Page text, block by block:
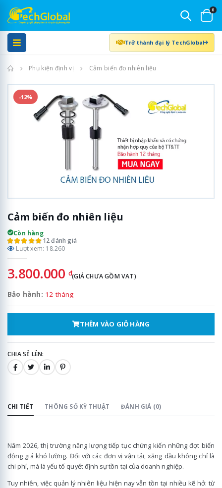
0
Trở thành đại lý TechGlobal
Trang chủPhụ kiện định vị Cảm biến đo nhiên liệu
-12%
Cảm biến đo nhiên liệu
Còn hàng
12 đánh giá
Lượt xem: 18.260
3.800.000 đ(GIÁ CHƯA GỒM VAT)
Bảo hành: 12 tháng
THÊM VÀO GIỎ HÀNG
CHIA SẺ LÊN:
CHI TIẾT THÔNG SỐ KỸ THUẬT ĐÁNH GIÁ (0)
Năm 2026, thị trường năng lượng tiếp tục chứng kiến những đợt biến
động giá khó lường. Đối với các đơn vị vận tải, xăng dầu không chỉ là
chi phí, mà là yếu tố quyết định sự tồn tại của doanh nghiệp.
Tuy nhiên, việc quản lý nhiên liệu hiện nay vẫn tồn tại nhiều kẽ hở: từ